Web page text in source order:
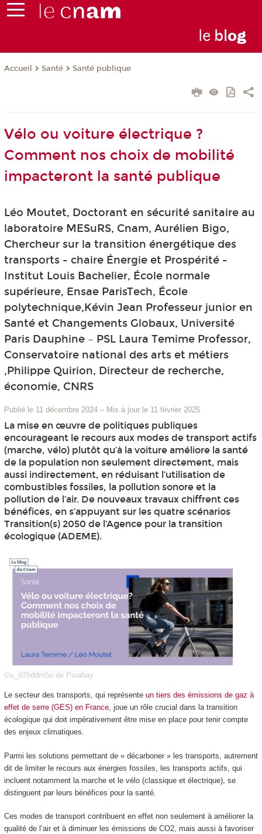
le blog
Accueil Santé Santé publique
Vélo ou voiture électrique ?
Comment nos choix de mobilité
impacteront la santé publique
Léo Moutet, Doctorant en sécurité sanitaire au
laboratoire MESuRS, Cnam, Aurélien Bigo,
Chercheur sur la transition énergétique des
transports - chaire Énergie et Prospérité -
Institut Louis Bachelier, École normale
supérieure, Ensae ParisTech, École
polytechnique,Kévin Jean Professeur junior en
Santé et Changements Globaux, Université
Paris Dauphine – PSL Laura Temime Professor,
Conservatoire national des arts et métiers
,Philippe Quirion, Directeur de recherche,
économie, CNRS
Publié le 11 décembre 2024 – Mis à jour le 11 février 2025
La mise en œuvre de politiques publiques
encourageant le recours aux modes de transport actifs
(marche, vélo) plutôt qu’à la voiture améliore la santé
de la population non seulement directement, mais
aussi indirectement, en réduisant l’utilisation de
combustibles fossiles, la pollution sonore et la
pollution de l’air. De nouveaux travaux chiffrent ces
bénéfices, en s’appuyant sur les quatre scénarios
Transition(s) 2050 de l’Agence pour la transition
écologique (ADEME).
©u_d7hddm5o de Pixabay
Le secteur des transports, qui représente un tiers des émissions de gaz à
effet de serre (GES) en France, joue un rôle crucial dans la transition
écologique qui doit impérativement être mise en place pour tenir compte
des enjeux climatiques.
Parmi les solutions permettant de « décarboner » les transports, autrement
dit de limiter le recours aux énergies fossiles, les transports actifs, qui
incluent notamment la marche et le vélo (classique et électrique), se
distinguent par leurs bénéfices pour la santé.
Ces modes de transport contribuent en effet non seulement à améliorer la
qualité de l’air et à diminuer les émissions de CO2, mais aussi à favoriser